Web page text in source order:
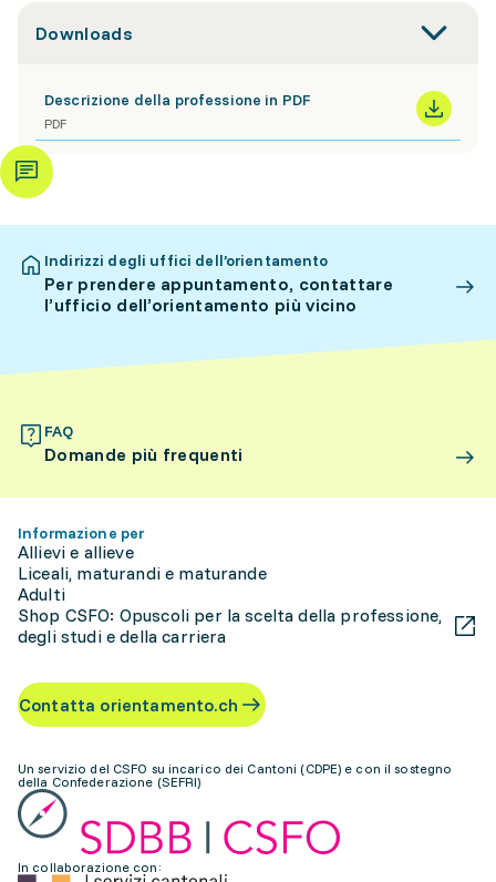
Downloads
Descrizione della professione in PDF
PDF
Indirizzi degli uffici dell’orientamento
Per prendere appuntamento, contattare
l’ufficio dell’orientamento più vicino
FAQ
Domande più frequenti
Informazione per
Allievi e allieve
Liceali, maturandi e maturande
Adulti
Shop CSFO: Opuscoli per la scelta della professione,
degli studi e della carriera
Contatta orientamento.ch
Un servizio del CSFO su incarico dei Cantoni (CDPE) e con il sostegno
della Confederazione (SEFRI)
In collaborazione con: